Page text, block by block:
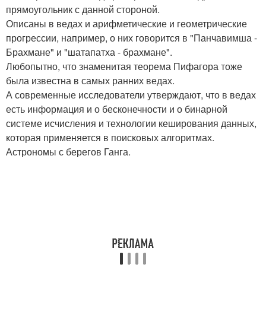
прямоугольник с данной стороной.
Описаны в ведах и арифметические и геометрические
прогрессии, например, о них говорится в "Панчавимша -
Брахмане" и "шатапатха - брахмане".
Любопытно, что знаменитая теорема Пифагора тоже
была известна в самых ранних ведах.
А современные исследователи утверждают, что в ведах
есть информация и о бесконечности и о бинарной
системе исчисления и технологии кеширования данных,
которая применяется в поисковых алгоритмах.
Астрономы с берегов Ганга.